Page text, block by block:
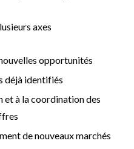
axes
opportunités
déjà identifiés
à la coordination des
de nouveaux marchés